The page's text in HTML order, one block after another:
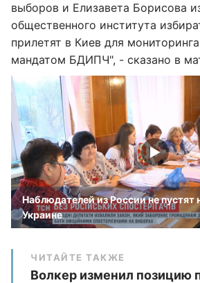
выборов и Елизавета Борисова
общественного института
прилетят в Киев для
мандатом БДИПЧ", - сказано в
Наблюдателей из России не пустят
Украине
ЧИТАЙТЕ ТАКЖЕ
Волкер изменил позицию